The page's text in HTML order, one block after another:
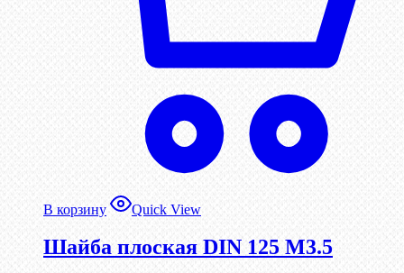
В корзину Quick View
Шайба плоская DIN 125 М3.5